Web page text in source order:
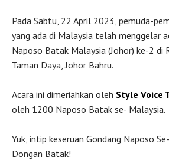
Pada Sabtu, 22 April 2023, pemuda-
yang ada di Malaysia telah menggelar
Naposo Batak Malaysia (Johor) ke-2 di
Taman Daya, Johor Bahru.
Acara ini dimeriahkan oleh Style Voice
oleh 1200 Naposo Batak se- Malaysia.
Yuk, intip keseruan Gondang Naposo
Dongan Batak!